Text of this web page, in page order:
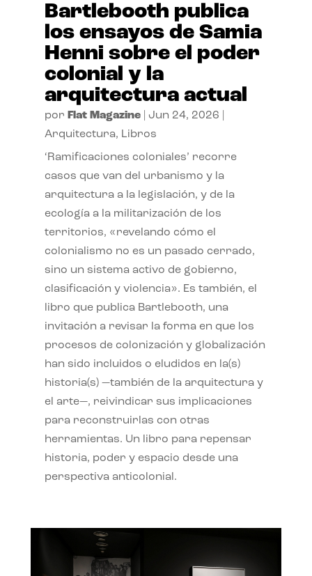
Bartlebooth publica
los ensayos de Samia
Henni sobre el poder
colonial y la
arquitectura actual
por Flat Magazine| Jun 24, 2026
Arquitectura, Libros
‘Ramificaciones coloniales’ recorre
casos que van del urbanismo y la
arquitectura a la legislación, y de la
ecología a la militarización de los
territorios, «revelando cómo el
colonialismo no es un pasado cerrado,
sino un sistema activo de gobierno,
clasificación y violencia». Es también, el
libro que publica Bartlebooth, una
invitación a revisar la forma en que los
procesos de colonización y globalización
han sido incluidos o eludidos en la(s)
historia(s) —también de la arquitectura y
el arte—, reivindicar sus implicaciones
para reconstruirlas con otras
herramientas. Un libro para repensar
historia, poder y espacio desde una
perspectiva anticolonial.